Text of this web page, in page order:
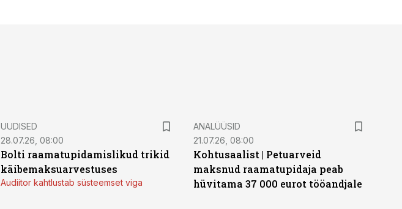
UUDISED
28.07.26, 08:00
Bolti raamatupidamislikud trikid
käibemaksuarvestuses
Audiitor kahtlustab süsteemset viga
ANALÜÜSID
21.07.26, 08:00
Kohtusaalist | Petuarveid
maksnud raamatupidaja peab
hüvitama 37 000 eurot tööandjale